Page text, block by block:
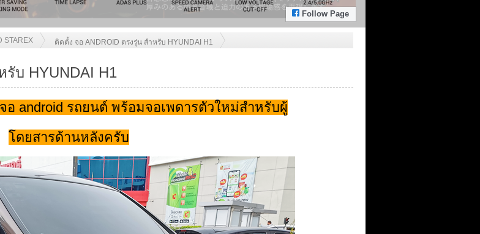
Follow Page
STAREX ติดตั้ง จอ ANDROID ตรงรุ่น สำหรับ HYUNDAI H1
บ HYUNDAI H1
อ android รถยนต์ พร้อมจอเพดารตัวใหม่สำหรับผู้
โดยสารด้านหลังครับ